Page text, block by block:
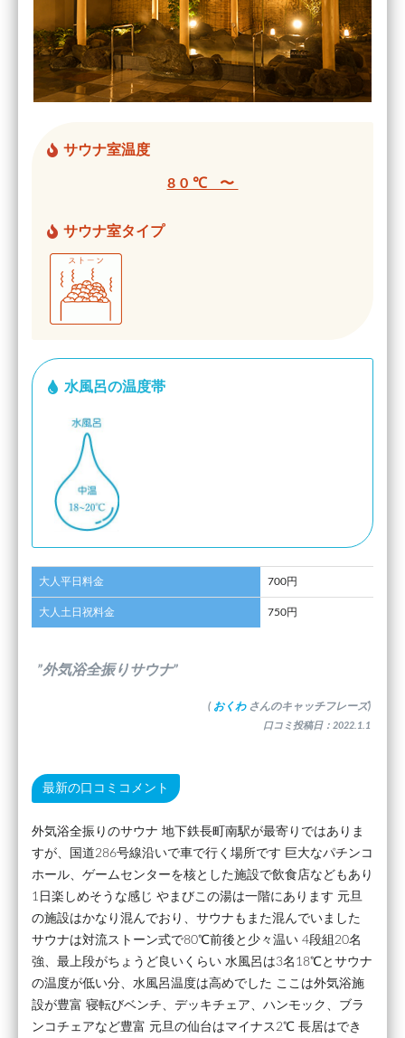
サウナ室温度
80℃ 〜
サウナ室タイプ
水風呂の温度帯
大人平日料金 700円
大人土日祝料金 750円
”外気浴全振りサウナ”
( おくわ さんのキャッチフレーズ)
口コミ投稿日：2022.1.1
最新の口コミコメント
外気浴全振りのサウナ 地下鉄長町南駅が最寄りではありま
すが、国道286号線沿いで車で行く場所です 巨大なパチンコ
ホール、ゲームセンターを核とした施設で飲食店などもあり
1日楽しめそうな感じ やまびこの湯は一階にあります 元旦
の施設はかなり混んでおり、サウナもまた混んでいました
サウナは対流ストーン式で80℃前後と少々温い 4段組20名
強、最上段がちょうど良いくらい 水風呂は3名18℃とサウナ
の温度が低い分、水風呂温度は高めでした ここは外気浴施
設が豊富 寝転びベンチ、デッキチェア、ハンモック、ブラ
ンコチェアなど豊富 元旦の仙台はマイナス2℃ 長居はでき